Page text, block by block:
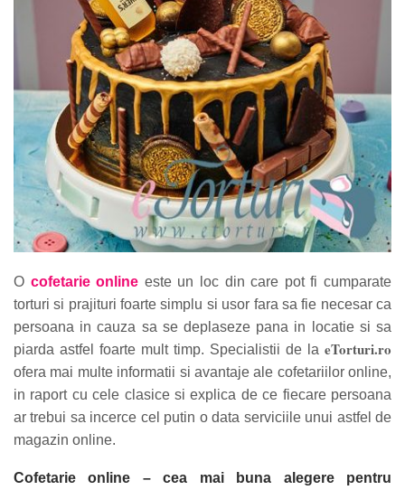
O cofetarie online este un loc din care pot fi cumparate
torturi si prajituri foarte simplu si usor fara sa fie necesar ca
persoana in cauza sa se deplaseze pana in locatie si sa
piarda astfel foarte mult timp. Specialistii de la eTorturi.ro
ofera mai multe informatii si avantaje ale cofetariilor online,
in raport cu cele clasice si explica de ce fiecare persoana
ar trebui sa incerce cel putin o data serviciile unui astfel de
magazin online.
Cofetarie online – cea mai buna alegere pentru